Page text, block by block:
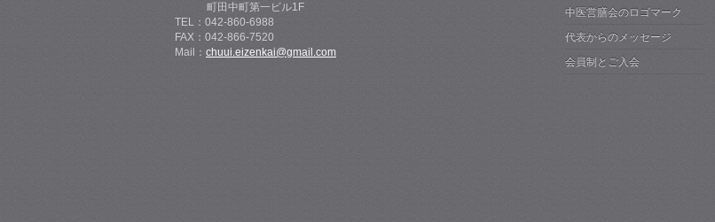
町田中町第一ビル1F
TEL：042-860-6988
FAX：042-866-7520
Mail： chuui.eizenkai@gmail.com
中医営膳会のロゴマーク
代表からのメッセージ
会員制とご入会